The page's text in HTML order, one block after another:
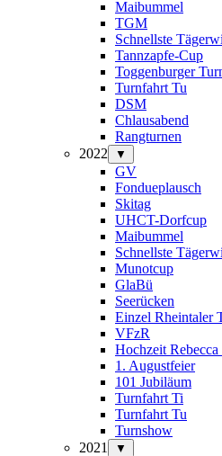
Maibummel
TGM
Schnellste
Tannzapfe-Cup
Toggenburger
Turnfahrt Tu
DSM
Chlausabend
Rangturnen
2022
▼
GV
Fondueplausch
Skitag
UHCT-Dorfcup
Maibummel
Schnellste
Munotcup
GlaBü
Seerücken
Einzel Rheintaler
VFzR
Hochzeit
1. Augustfeier
101 Jubiläum
Turnfahrt Ti
Turnfahrt Tu
Turnshow
2021
▼